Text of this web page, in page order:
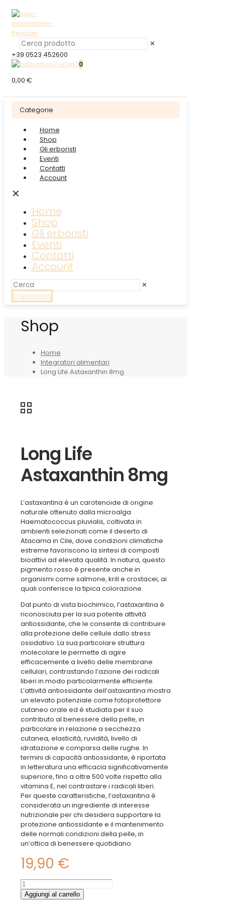
✕
+39 0523 452600
0
0,00 €
Categorie
Home
Shop
Gli erboristi
Eventi
Contatti
Account
✕
Home
Shop
Gli erboristi
Eventi
Contatti
Account
✕
Crea tisana
Shop
Home
Integratori alimentari
Long Life Astaxanthin 8mg
Long Life
Astaxanthin 8mg
L’astaxantina è un carotenoide di origine
naturale ottenuto dalla microalga
Haematococcus pluvialis, coltivata in
ambienti selezionati come il deserto di
Atacama in Cile, dove condizioni climatiche
estreme favoriscono la sintesi di composti
bioattivi ad elevata qualità. In natura, questo
pigmento rosso è presente anche in
organismi come salmone, krill e crostacei, ai
quali conferisce la tipica colorazione.
Dal punto di vista biochimico, l’astaxantina è
riconosciuta per la sua potente attività
antiossidante, che le consente di contribuire
alla protezione delle cellule dallo stress
ossidativo. La sua particolare struttura
molecolare le permette di agire
efficacemente a livello delle membrane
cellulari, contrastando l’azione dei radicali
liberi in modo particolarmente efficiente.
L’attività antiossidante dell’astaxantina mostra
un elevato potenziale come fotoprotettore
cutaneo orale ed è studiata per il suo
contributo al benessere della pelle, in
particolare in relazione a secchezza
cutanea, elasticità, ruvidità, livello di
idratazione e comparsa delle rughe. In
termini di capacità antiossidante, è riportata
in letteratura una efficacia significativamente
superiore, fino a oltre 500 volte rispetto alla
vitamina E, nel contrastare i radicali liberi.
Per queste caratteristiche, l’astaxantina è
considerata un ingrediente di interesse
nutrizionale per chi desidera supportare la
protezione antiossidante e il mantenimento
delle normali condizioni della pelle, in
un’ottica di benessere quotidiano.
19,90 €
Long
LifeAggiungi al carrello